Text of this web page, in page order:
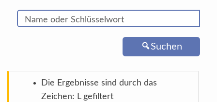
Suchen
Die Ergebnisse sind durch das
Zeichen: L gefiltert